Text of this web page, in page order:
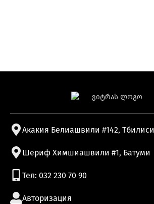
Акакия Белиашвили #142, Тбилиси
Шериф Химшиашвили #1, Батуми
Тел: 032 230 70 90
Авторизация